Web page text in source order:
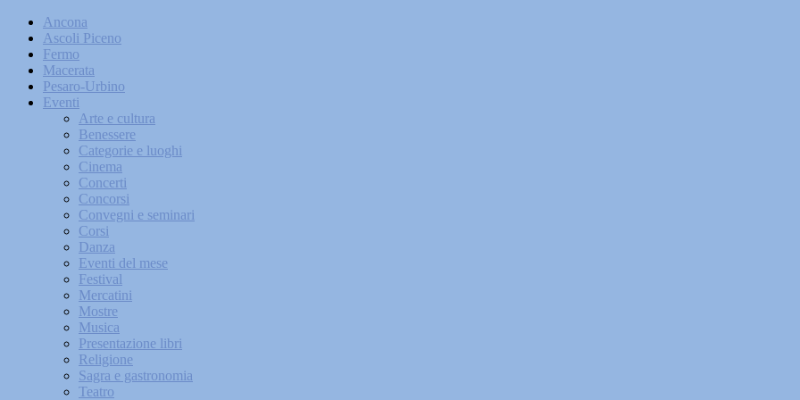
Ancona
Ascoli Piceno
Fermo
Macerata
Pesaro-Urbino
Eventi
Arte e cultura
Benessere
Categorie e luoghi
Cinema
Concerti
Concorsi
Convegni e seminari
Corsi
Danza
Eventi del mese
Festival
Mercatini
Mostre
Musica
Presentazione libri
Religione
Sagra e gastronomia
Teatro